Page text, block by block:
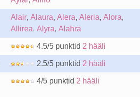
Alair, Alaura, Alera, Aleria, Alora,
Allirea, Alyra, Alahra
4.5/5 punktid 2 hääli
2.5/5 punktid 2 hääli
4/5 punktid 2 hääli